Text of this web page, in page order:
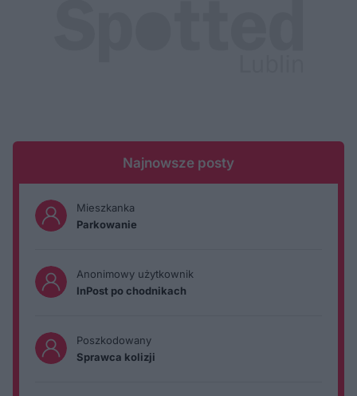
Najnowsze posty
Mieszkanka
Parkowanie
Anonimowy użytkownik
InPost po chodnikach
Poszkodowany
Sprawca kolizji